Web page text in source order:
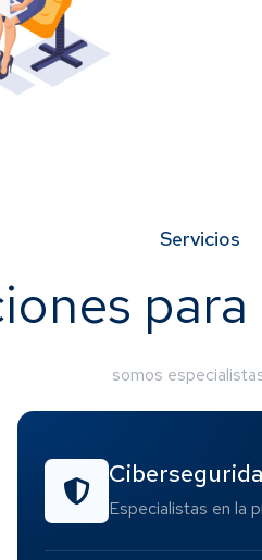
Servicios
somos
Especialistas en la